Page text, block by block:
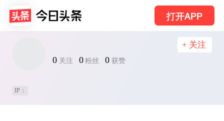
打开APP
0 关注 0 粉丝 0 获赞
+ 关注
IP：